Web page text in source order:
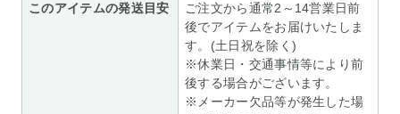
このアイテムの発送目安
ご注文から通常2～14営業日前
後でアイテムをお届けいたしま
す。(土日祝を除く)
※休業日・交通事情等により前
後する場合がございます。
※メーカー欠品等が発生した場